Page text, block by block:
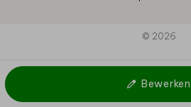
Bewerken
© 2026